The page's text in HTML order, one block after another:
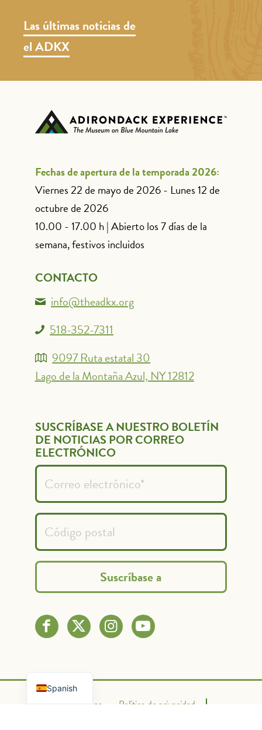
Las últimas noticias de
el ADKX
Fechas de apertura de la temporada 2026:
Viernes 22 de mayo de 2026 - Lunes 12 de
octubre de 2026
10.00 - 17.00 h | Abierto los 7 días de la
semana, festivos incluidos
CONTACTO
info@theadkx.org
518-352-7311
9097 Ruta estatal 30
Lago de la Montaña Azul, NY 12812
SUSCRÍBASE A NUESTRO BOLETÍN
DE NOTICIAS POR CORREO
ELECTRÓNICO
Contacto Donar Política de privacidad
Spanish